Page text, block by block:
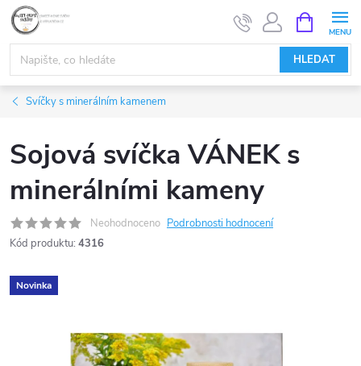
Přejít
obsah
HLEDAT
NÁKUPNÍ
KOŠÍK
Svíčky s minerálním kamenem
Sojová svíčka VÁNEK s
minerálními kameny
Neohodnoceno Podrobnosti hodnocení
Kód produktu: 4316
Novinka